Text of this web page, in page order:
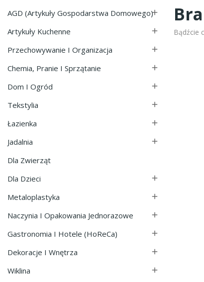
AGD (Artykuły Gospodarstwa Domowego)
Artykuły Kuchenne 
Przechowywanie I Organizacja 
Chemia, Pranie I Sprzątanie 
Dom I Ogród 
Tekstylia 
Łazienka 
Jadalnia 
Dla Zwierząt
Dla Dzieci

Metaloplastyka 
Naczynia I Opakowania Jednorazowe 
Gastronomia I Hotele (HoReCa) 
Dekoracje I Wnętrza 
Wiklina 
Bądźcie